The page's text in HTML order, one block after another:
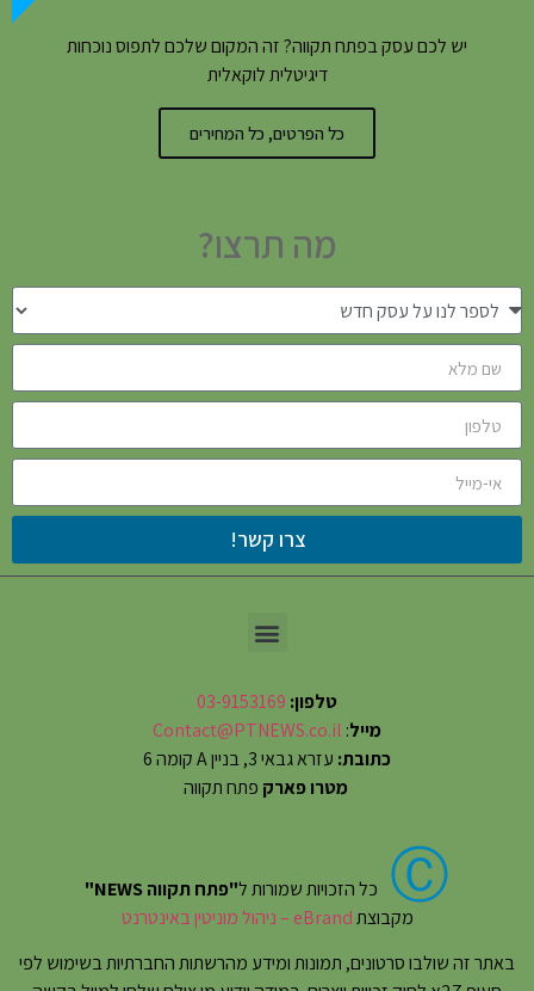
יש לכם עסק בפתח תקווה? זה המקום שלכם לתפוס נוכחות
דיגיטלית לוקאלית
כל הפרטים, כל המחירים
מה תרצו?
צרו קשר!
טלפון: 03-9153169
מייל:
Contact@PTNEWS.co.il
כתובת: עזרא גבאי 3, בניין A קומה 6
מטרו פארק פתח תקווה
Ⓒ כל הזכויות שמורות ל"פתח תקווה NEWS"
מקבוצתeBrand – ניהול מוניטין באינטרנט
באתר זה שולבו סרטונים, תמונות ומידע מהרשתות החברתיות בשימוש לפי